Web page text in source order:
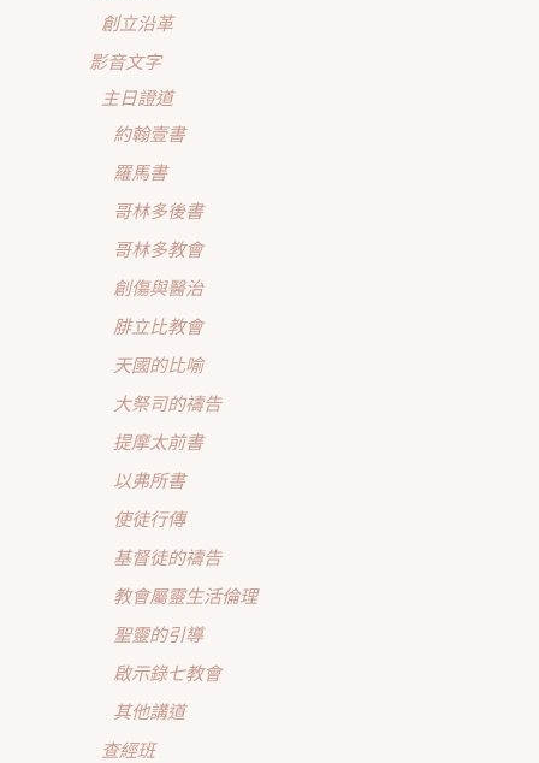
創立沿革
影音文字
主日證道
約翰壹書
羅馬書
哥林多後書
哥林多教會
創傷與醫治
腓立比教會
天國的比喻
大祭司的禱告
提摩太前書
以弗所書
使徒行傳
基督徒的禱告
教會屬靈生活倫理
聖靈的引導
啟示錄七教會
其他講道
查經班